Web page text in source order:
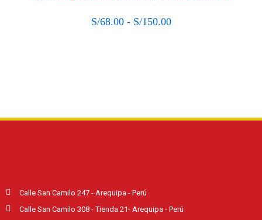
S/68.00 - S/150.00
Calle San Camilo 247 - Arequipa - Perú
Calle San Camilo 308 - Tienda 21- Arequipa - Perú